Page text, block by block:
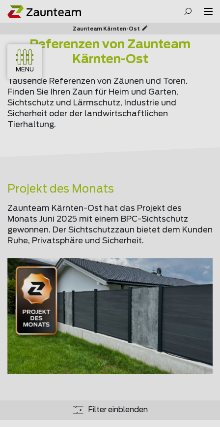
Zaunteam Kärnten-Ost
MENU
Referenzen von Zaunteam
Kärnten-Ost
Tausende Referenzen von Zäunen und Toren.
Finden Sie Ihren Zaun für Heim und Garten,
Sichtschutz und Lärmschutz, Industrie und
Sicherheit oder der landwirtschaftlichen
Tierhaltung.
Projekt des Monats
Zaunteam Kärnten-Ost hat das Projekt des
Monats Juni 2025 mit einem BPC-Sichtschutz
gewonnen. Der Sichtschutzzaun bietet dem Kunden
Ruhe, Privatsphäre und Sicherheit.
Filter einblenden